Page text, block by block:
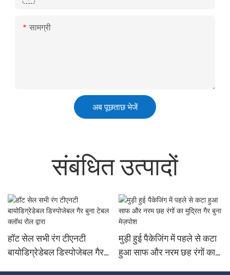
सामग्री
अब पूछताछ भेजें
संबंधित उत्पादों
हॉट सेल सभी रंग टीएनटी
बायोडिग्रेडेबल डिस्पोजेबल गैर
मुड़ी हुई पैकेजिंग में पहले से कटा
हुआ साफ और नरम छह रंगों का